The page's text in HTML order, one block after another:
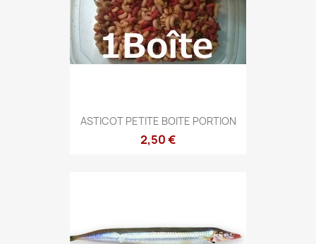
ASTICOT PETITE BOITE PORTION
2,50 €